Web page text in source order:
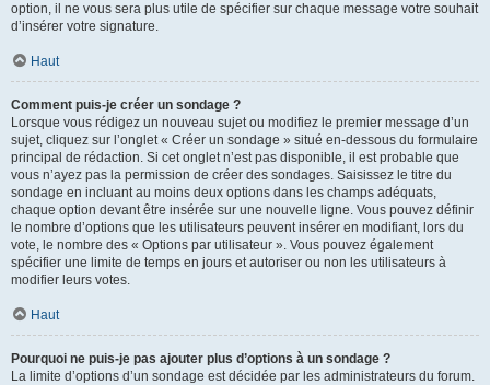
option, il ne vous sera plus utile de spécifier sur chaque message votre souhait
d’insérer votre signature.
Haut
Comment puis-je créer un sondage ?
Lorsque vous rédigez un nouveau sujet ou modifiez le premier message d’un
sujet, cliquez sur l’onglet « Créer un sondage » situé en-dessous du formulaire
principal de rédaction. Si cet onglet n’est pas disponible, il est probable que
vous n’ayez pas la permission de créer des sondages. Saisissez le titre du
sondage en incluant au moins deux options dans les champs adéquats,
chaque option devant être insérée sur une nouvelle ligne. Vous pouvez définir
le nombre d’options que les utilisateurs peuvent insérer en modifiant, lors du
vote, le nombre des « Options par utilisateur ». Vous pouvez également
spécifier une limite de temps en jours et autoriser ou non les utilisateurs à
modifier leurs votes.
Haut
Pourquoi ne puis-je pas ajouter plus d’options à un sondage ?
La limite d’options d’un sondage est décidée par les administrateurs du forum.